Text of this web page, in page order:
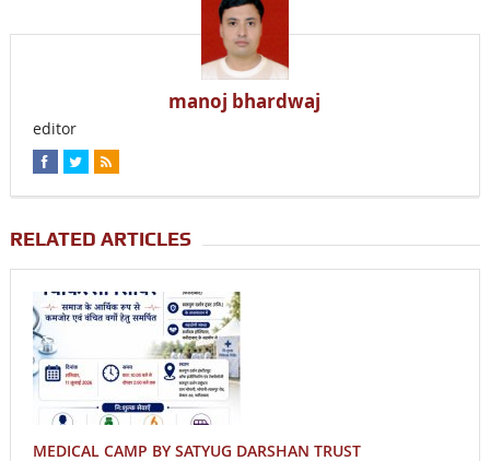
manoj bhardwaj
editor
RELATED ARTICLES
MEDICAL CAMP BY SATYUG DARSHAN TRUST